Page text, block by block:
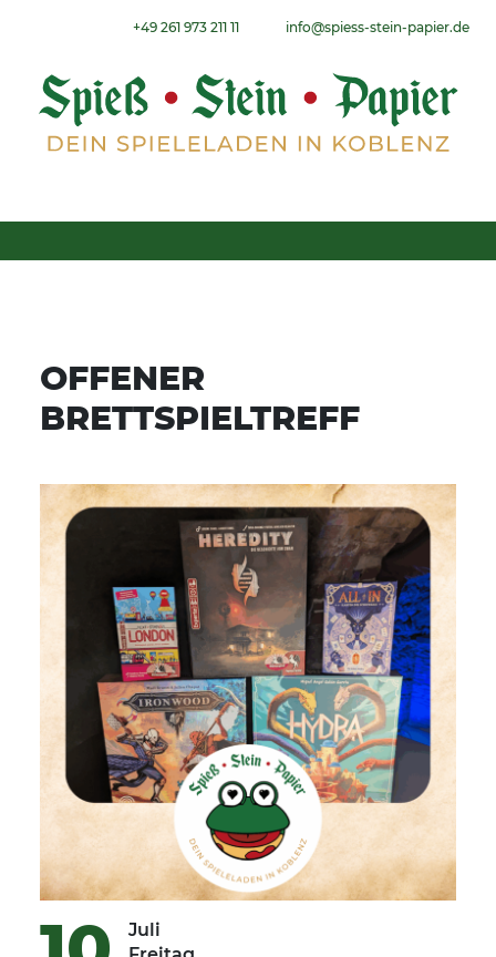
+49 261 973 211 11 info@spiess-stein-papier.de
OFFENER
BRETTSPIELTREFF
Juli